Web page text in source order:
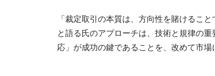
「裁定取引の本質は、方向性を賭けるこ
と語る氏のアプローチは、技術と規律の
応」が成功の鍵であることを、改めて市場